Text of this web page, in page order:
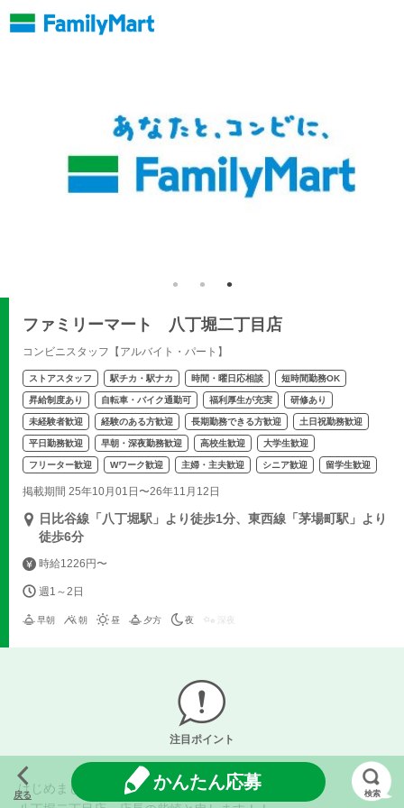
ファミリーマート 八丁堀二丁目店
コンビニスタッフ【アルバイト・パート】
ストアスタッフ 駅チカ・駅ナカ 時間・曜日応相談 短時間勤務OK
昇給制度あり 自転車・バイク通勤可 福利厚生が充実 研修あり
未経験者歓迎 経験のある方歓迎 長期勤務できる方歓迎 土日祝勤務歓迎
平日勤務歓迎 早朝・深夜勤務歓迎 高校生歓迎 大学生歓迎
フリーター歓迎 Wワーク歓迎 主婦・主夫歓迎 シニア歓迎 留学生歓迎
掲載期間 25年10月01日〜26年11月12日
日比谷線「八丁堀駅」より徒歩1分、東西線「茅場町駅」より
徒歩6分
時給1226円〜
週1～2日
早朝 朝 昼 夕方 夜 深夜
注目ポイント
はじめまして！！
戻る
かんたん応募
検索